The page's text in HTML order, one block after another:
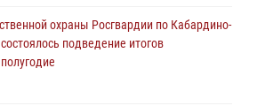
директора Росгвардии Героя России
с заместителем полномочного
Российской Федерации в Северо-
округе Виталием Кузнецовым
охраны Росгвардии по Кабардино-
подведение итогов